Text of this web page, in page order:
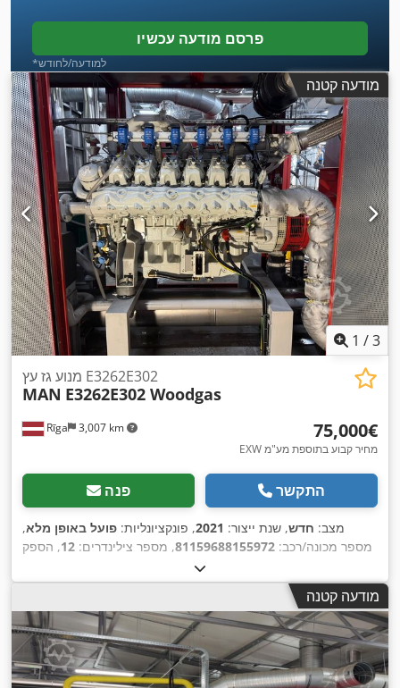
פרסם מודעה עכשיו
*למודעה/לחודש
מודעה קטנה
1 /3
Rīga 3,007 km
מנוע גז עץ E3262E302
MAN E3262E302 Woodgas
‏75,000 ‏€
EXW מחיר קבוע בתוספת מע"מ
פנה התקשר
מצב: חדש, שנת ייצור: 2021, פונקציונליות: פועל באופן מלא,
מספר מכונה/רכב: 81159688155972, מספר צילינדרים: 12, הספק
סל"ד,
מודעה קטנה